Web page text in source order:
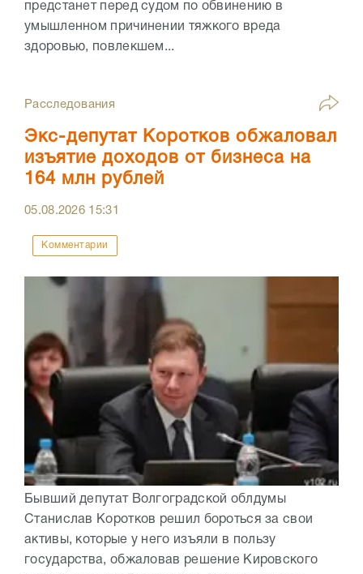
предстанет перед судом по обвинению в
умышленном причинении тяжкого вреда
здоровью, повлекшем...
Расследования
Экс-депутат Коротков обжаловал
изъятие доходов от бизнеса на
164 млн рублей
05.08.2026 15:31
Комментарии
Бывший депутат Волгоградской облдумы
Станислав Коротков решил бороться за свои
активы, которые у него изъяли в пользу
государства, обжаловав решение Кировского